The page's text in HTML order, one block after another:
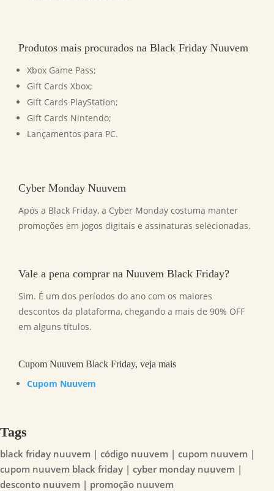
Produtos mais procurados na Black Friday Nuuvem
Xbox Game Pass;
Gift Cards Xbox;
Gift Cards PlayStation;
Gift Cards Nintendo;
Lançamentos para PC.
Cyber Monday Nuuvem
Após a Black Friday, a Cyber Monday costuma manter
promoções em jogos digitais e assinaturas selecionadas.
Vale a pena comprar na Nuuvem Black Friday?
Sim. É um dos períodos do ano com os maiores
descontos da plataforma, chegando a mais de 90% OFF
em alguns títulos.
Cupom Nuuvem Black Friday, veja mais
Cupom Nuuvem
Tags
black friday nuuvem | código nuuvem | cupom nuuvem |
cupom nuuvem black friday | cyber monday nuuvem |
desconto nuuvem | promoção nuuvem